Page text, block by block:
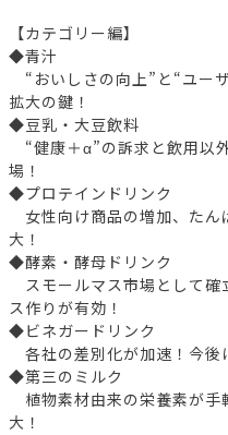
【カテゴリー編】
◆青汁
“おいしさの向上”と“ユー
拡大の鍵！
◆豆乳・大豆飲料
“健康＋α”の訴求と飲用以
場！
◆プロテインドリンク
女性向け商品の増加、たん
大！
◆酵素・酵母ドリンク
スモールマス市場として確
ス作りが有効！
◆ビネガードリンク
各社の差別化が加速！今後
◆第三のミルク
植物素材由来の栄養素が手
大！